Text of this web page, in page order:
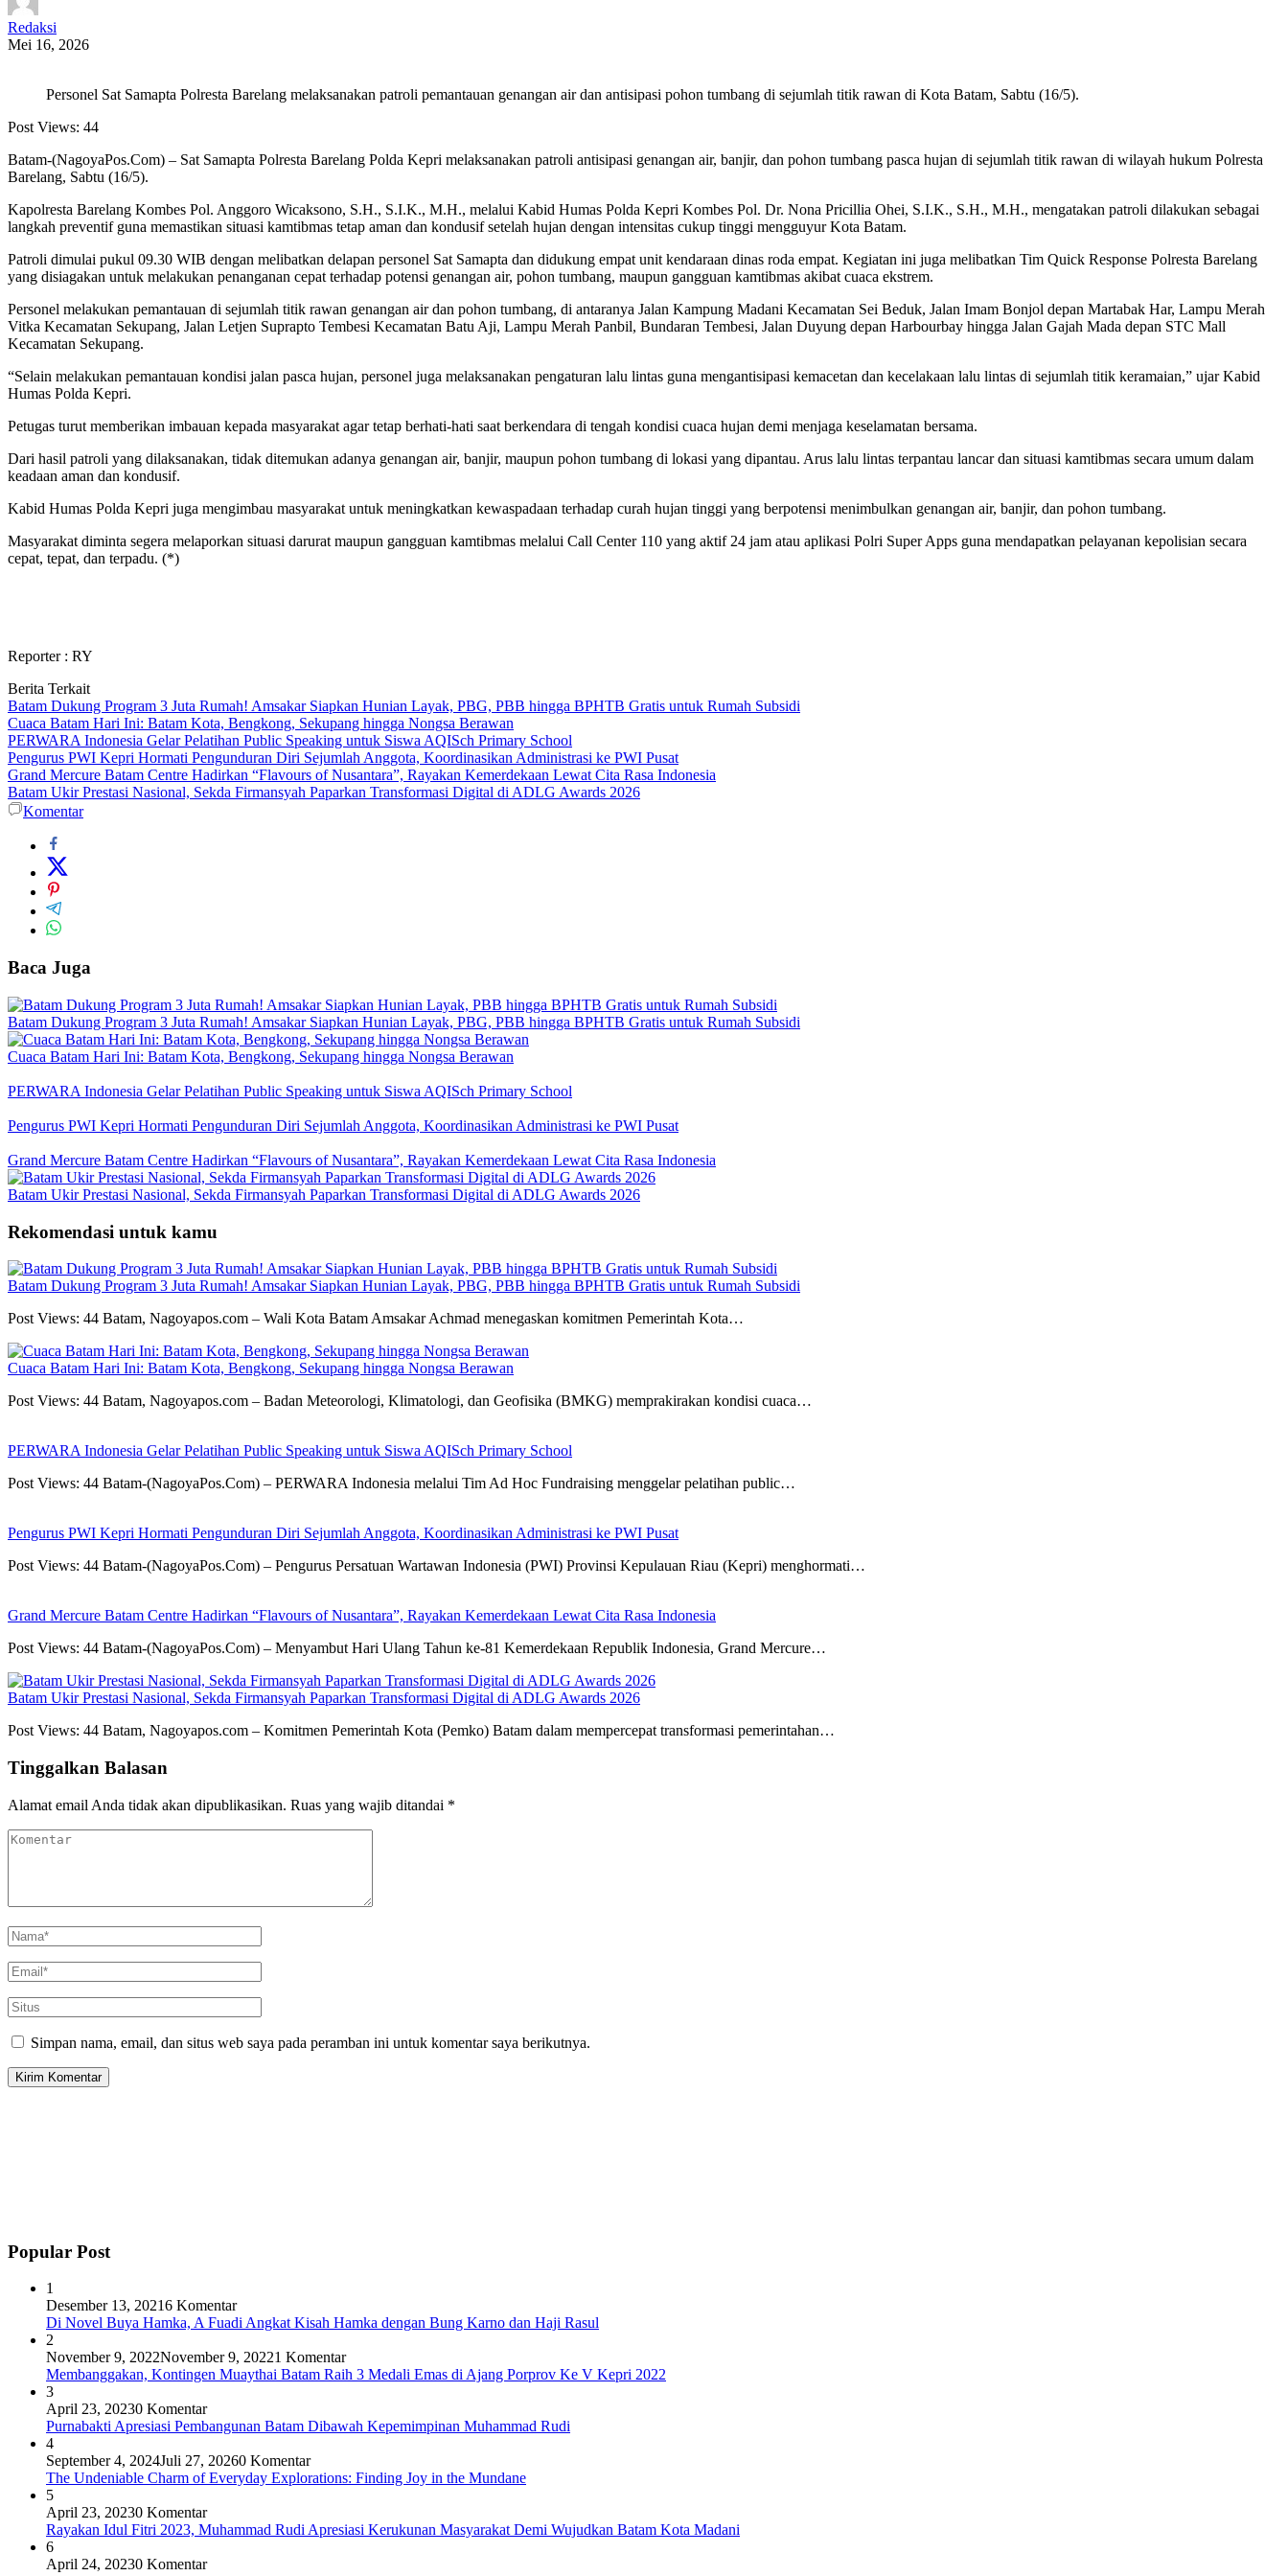
Redaksi
Mei 16, 2026
Personel Sat Samapta Polresta Barelang melaksanakan patroli pemantauan genangan air dan antisipasi pohon tumbang di sejumlah titik rawan di Kota Batam, Sabtu (16/5).
Post Views: 44
Batam-(NagoyaPos.Com) – Sat Samapta Polresta Barelang Polda Kepri melaksanakan patroli antisipasi genangan air, banjir, dan pohon tumbang pasca hujan di sejumlah titik rawan di wilayah hukum Polresta
Barelang, Sabtu (16/5).
Kapolresta Barelang Kombes Pol. Anggoro Wicaksono, S.H., S.I.K., M.H., melalui Kabid Humas Polda Kepri Kombes Pol. Dr. Nona Pricillia Ohei, S.I.K., S.H., M.H., mengatakan patroli dilakukan sebagai
langkah preventif guna memastikan situasi kamtibmas tetap aman dan kondusif setelah hujan dengan intensitas cukup tinggi mengguyur Kota Batam.
Patroli dimulai pukul 09.30 WIB dengan melibatkan delapan personel Sat Samapta dan didukung empat unit kendaraan dinas roda empat. Kegiatan ini juga melibatkan Tim Quick Response Polresta Barelang
yang disiagakan untuk melakukan penanganan cepat terhadap potensi genangan air, pohon tumbang, maupun gangguan kamtibmas akibat cuaca ekstrem.
Personel melakukan pemantauan di sejumlah titik rawan genangan air dan pohon tumbang, di antaranya Jalan Kampung Madani Kecamatan Sei Beduk, Jalan Imam Bonjol depan Martabak Har, Lampu Merah
Vitka Kecamatan Sekupang, Jalan Letjen Suprapto Tembesi Kecamatan Batu Aji, Lampu Merah Panbil, Bundaran Tembesi, Jalan Duyung depan Harbourbay hingga Jalan Gajah Mada depan STC Mall
Kecamatan Sekupang.
“Selain melakukan pemantauan kondisi jalan pasca hujan, personel juga melaksanakan pengaturan lalu lintas guna mengantisipasi kemacetan dan kecelakaan lalu lintas di sejumlah titik keramaian,” ujar Kabid
Humas Polda Kepri.
Petugas turut memberikan imbauan kepada masyarakat agar tetap berhati-hati saat berkendara di tengah kondisi cuaca hujan demi menjaga keselamatan bersama.
Dari hasil patroli yang dilaksanakan, tidak ditemukan adanya genangan air, banjir, maupun pohon tumbang di lokasi yang dipantau. Arus lalu lintas terpantau lancar dan situasi kamtibmas secara umum dalam
keadaan aman dan kondusif.
Kabid Humas Polda Kepri juga mengimbau masyarakat untuk meningkatkan kewaspadaan terhadap curah hujan tinggi yang berpotensi menimbulkan genangan air, banjir, dan pohon tumbang.
Masyarakat diminta segera melaporkan situasi darurat maupun gangguan kamtibmas melalui Call Center 110 yang aktif 24 jam atau aplikasi Polri Super Apps guna mendapatkan pelayanan kepolisian secara
cepat, tepat, dan terpadu. (*)
Reporter : RY
Berita Terkait
Batam Dukung Program 3 Juta Rumah! Amsakar Siapkan Hunian Layak, PBG, PBB hingga BPHTB Gratis untuk Rumah Subsidi
Cuaca Batam Hari Ini: Batam Kota, Bengkong, Sekupang hingga Nongsa Berawan
PERWARA Indonesia Gelar Pelatihan Public Speaking untuk Siswa AQISch Primary School
Pengurus PWI Kepri Hormati Pengunduran Diri Sejumlah Anggota, Koordinasikan Administrasi ke PWI Pusat
Grand Mercure Batam Centre Hadirkan “Flavours of Nusantara”, Rayakan Kemerdekaan Lewat Cita Rasa Indonesia
Batam Ukir Prestasi Nasional, Sekda Firmansyah Paparkan Transformasi Digital di ADLG Awards 2026
Komentar
Baca Juga
Batam Dukung Program 3 Juta Rumah! Amsakar Siapkan Hunian Layak, PBG, PBB hingga BPHTB Gratis untuk Rumah Subsidi
Cuaca Batam Hari Ini: Batam Kota, Bengkong, Sekupang hingga Nongsa Berawan
PERWARA Indonesia Gelar Pelatihan Public Speaking untuk Siswa AQISch Primary School
Pengurus PWI Kepri Hormati Pengunduran Diri Sejumlah Anggota, Koordinasikan Administrasi ke PWI Pusat
Grand Mercure Batam Centre Hadirkan “Flavours of Nusantara”, Rayakan Kemerdekaan Lewat Cita Rasa Indonesia
Batam Ukir Prestasi Nasional, Sekda Firmansyah Paparkan Transformasi Digital di ADLG Awards 2026
Rekomendasi untuk kamu
Batam Dukung Program 3 Juta Rumah! Amsakar Siapkan Hunian Layak, PBG, PBB hingga BPHTB Gratis untuk Rumah Subsidi
Post Views: 44 Batam, Nagoyapos.com – Wali Kota Batam Amsakar Achmad menegaskan komitmen Pemerintah Kota…
Cuaca Batam Hari Ini: Batam Kota, Bengkong, Sekupang hingga Nongsa Berawan
Post Views: 44 Batam, Nagoyapos.com – Badan Meteorologi, Klimatologi, dan Geofisika (BMKG) memprakirakan kondisi cuaca…
PERWARA Indonesia Gelar Pelatihan Public Speaking untuk Siswa AQISch Primary School
Post Views: 44 Batam-(NagoyaPos.Com) – PERWARA Indonesia melalui Tim Ad Hoc Fundraising menggelar pelatihan public…
Pengurus PWI Kepri Hormati Pengunduran Diri Sejumlah Anggota, Koordinasikan Administrasi ke PWI Pusat
Post Views: 44 Batam-(NagoyaPos.Com) – Pengurus Persatuan Wartawan Indonesia (PWI) Provinsi Kepulauan Riau (Kepri) menghormati…
Grand Mercure Batam Centre Hadirkan “Flavours of Nusantara”, Rayakan Kemerdekaan Lewat Cita Rasa Indonesia
Post Views: 44 Batam-(NagoyaPos.Com) – Menyambut Hari Ulang Tahun ke-81 Kemerdekaan Republik Indonesia, Grand Mercure…
Batam Ukir Prestasi Nasional, Sekda Firmansyah Paparkan Transformasi Digital di ADLG Awards 2026
Post Views: 44 Batam, Nagoyapos.com – Komitmen Pemerintah Kota (Pemko) Batam dalam mempercepat transformasi pemerintahan…
Tinggalkan Balasan
Alamat email Anda tidak akan dipublikasikan. Ruas yang wajib ditandai *
Simpan nama, email, dan situs web saya pada peramban ini untuk komentar saya berikutnya.
Popular Post
1
Desember 13, 20216 Komentar
Di Novel Buya Hamka, A Fuadi Angkat Kisah Hamka dengan Bung Karno dan Haji Rasul
2
November 9, 2022November 9, 20221 Komentar
Membanggakan, Kontingen Muaythai Batam Raih 3 Medali Emas di Ajang Porprov Ke V Kepri 2022
3
April 23, 20230 Komentar
Purnabakti Apresiasi Pembangunan Batam Dibawah Kepemimpinan Muhammad Rudi
4
September 4, 2024Juli 27, 20260 Komentar
The Undeniable Charm of Everyday Explorations: Finding Joy in the Mundane
5
April 23, 20230 Komentar
Rayakan Idul Fitri 2023, Muhammad Rudi Apresiasi Kerukunan Masyarakat Demi Wujudkan Batam Kota Madani
6
April 24, 20230 Komentar